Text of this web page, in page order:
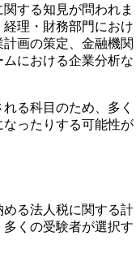
する知見が問われま
理・財務部門におけ
画の策定、金融機関
における企業分析な
る科目のため、多く
ったりする可能性が
る法人税に関する計
くの受験者が選択す